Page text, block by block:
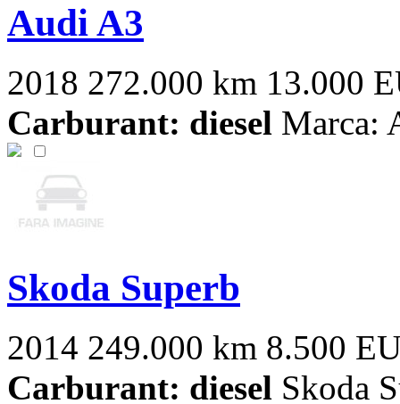
Audi A3
2018 272.000 km 13.000
Carburant: diesel Marca:
Skoda Superb
2014 249.000 km 8.500
Carburant: diesel Skoda